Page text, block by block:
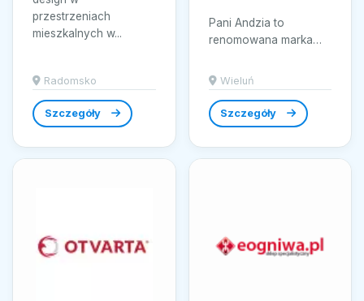
przestrzeniach
mieszkalnych w...
Radomsko
Szczegóły
Pani Andzia to
renomowana marka
dostarczaniu wysokiej
jakości materiałów...
Wieluń
Szczegóły